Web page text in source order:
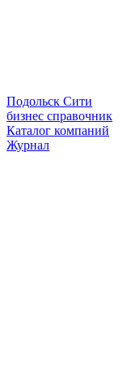
Подольск Сити
бизнес справочник
Каталог компаний
Журнал